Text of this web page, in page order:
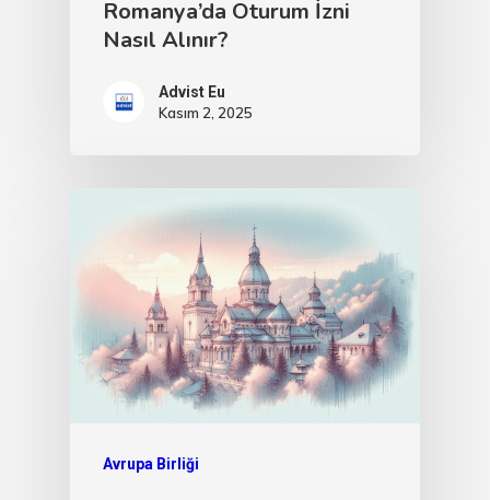
Romanya’da Oturum İzni
Nasıl Alınır?
Advist Eu
Kasım 2, 2025
Avrupa Birliği